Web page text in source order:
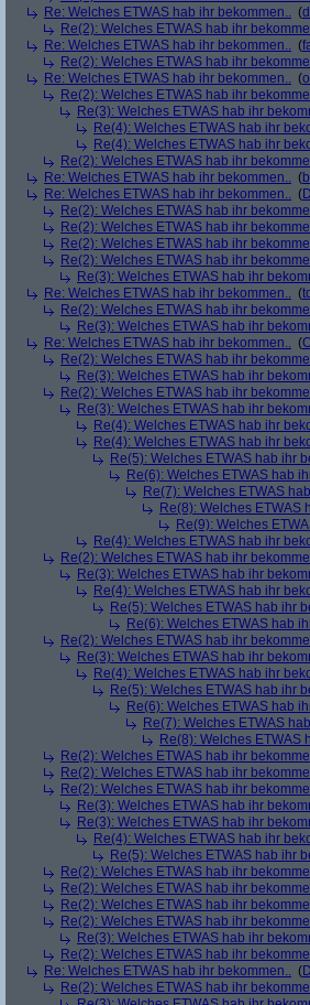
Re: Welches ETWAS hab ihr bekommen.. (
Re(2): Welches ETWAS hab ihr
Re: Welches ETWAS hab ihr bekommen.. (
Re(2): Welches ETWAS hab ihr
Re: Welches ETWAS hab ihr bekommen.. (
Re(2): Welches ETWAS hab ihr
Re(3): Welches ETWAS hab ihr
Re(4): Welches ETWAS hab ihr
Re(4): Welches ETWAS hab ihr
Re(2): Welches ETWAS hab ihr
Re: Welches ETWAS hab ihr bekommen.. (
Re: Welches ETWAS hab ihr bekommen.. (
Re(2): Welches ETWAS hab ihr
Re(2): Welches ETWAS hab ihr
Re(2): Welches ETWAS hab ihr
Re(2): Welches ETWAS hab ihr
Re(3): Welches ETWAS hab ihr
Re: Welches ETWAS hab ihr bekommen.. (
Re(2): Welches ETWAS hab ihr
Re(3): Welches ETWAS hab ihr
Re: Welches ETWAS hab ihr bekommen.. (
Re(2): Welches ETWAS hab ihr
Re(3): Welches ETWAS hab ihr
Re(2): Welches ETWAS hab ihr
Re(3): Welches ETWAS hab ihr
Re(4): Welches ETWAS hab ihr
Re(4): Welches ETWAS hab ihr
Re(5): Welches ETWAS hab ihr
Re(6): Welches ETWAS hab
Re(7): Welches ETWAS
Re(8): Welches ETWAS
Re(9): Welches
Re(4): Welches ETWAS hab ihr
Re(2): Welches ETWAS hab ihr
Re(3): Welches ETWAS hab ihr
Re(4): Welches ETWAS hab ihr
Re(5): Welches ETWAS hab ihr
Re(6): Welches ETWAS hab
Re(2): Welches ETWAS hab ihr
Re(3): Welches ETWAS hab ihr
Re(4): Welches ETWAS hab ihr
Re(5): Welches ETWAS hab ihr
Re(6): Welches ETWAS hab
Re(7): Welches ETWAS
Re(8): Welches ETWAS
Re(2): Welches ETWAS hab ihr
Re(2): Welches ETWAS hab ihr
Re(2): Welches ETWAS hab ihr
Re(3): Welches ETWAS hab ihr
Re(3): Welches ETWAS hab ihr
Re(4): Welches ETWAS hab ihr
Re(5): Welches ETWAS hab ihr
Re(2): Welches ETWAS hab ihr
Re(2): Welches ETWAS hab ihr
Re(2): Welches ETWAS hab ihr
Re(2): Welches ETWAS hab ihr
Re(3): Welches ETWAS hab ihr
Re(2): Welches ETWAS hab ihr
Re: Welches ETWAS hab ihr bekommen.. (
Re(2): Welches ETWAS hab ihr